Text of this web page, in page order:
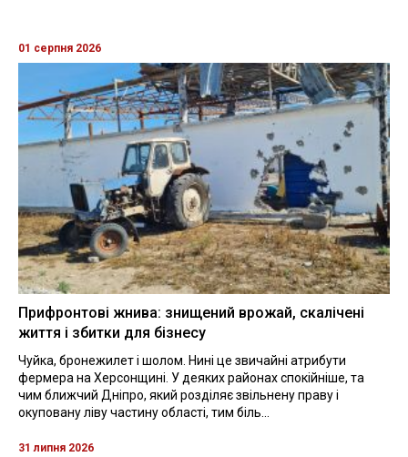
01 серпня 2026
Прифронтові жнива: знищений врожай, скалічені
життя і збитки для бізнесу
Чуйка, бронежилет і шолом. Нині це звичайні атрибути
фермера на Херсонщині. У деяких районах спокійніше, та
чим ближчий Дніпро, який розділяє звільнену праву і
окуповану ліву частину області, тим біль...
31 липня 2026